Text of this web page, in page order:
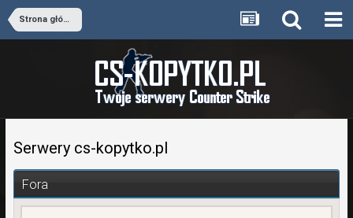
Strona główna
Serwery cs-kopytko.pl
Fora